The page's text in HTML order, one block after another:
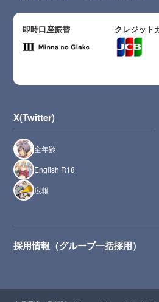
即時口座振替 クレジット
X(Twitter)
全年齢
English R18
広報
採用情報（グループ一括採用）